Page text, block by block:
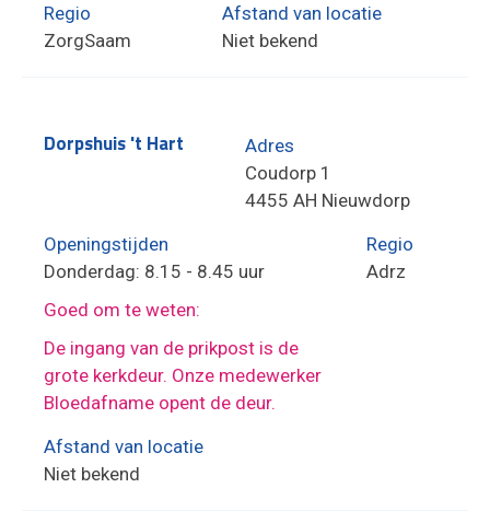
Regio
ZorgSaam
Afstand van locatie
Niet bekend
Dorpshuis 't Hart
Adres
Coudorp 1
4455 AH Nieuwdorp
Openingstijden
Donderdag: 8.15 - 8.45 uur
Goed om te weten:
De ingang van de prikpost is de
grote kerkdeur. Onze medewerker
Bloedafname opent de deur.
Regio
Adrz
Afstand van locatie
Niet bekend